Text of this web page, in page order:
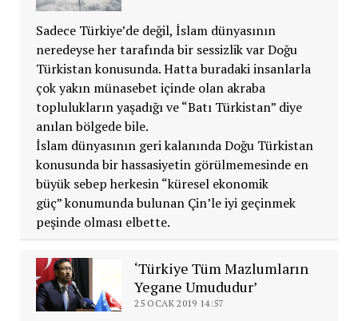
Sadece Türkiye’de değil, İslam dünyasının
neredeyse her tarafında bir sessizlik var Doğu
Türkistan konusunda. Hatta buradaki insanlarla
çok yakın münasebet içinde olan akraba
toplulukların yaşadığı ve “Batı Türkistan” diye
anılan bölgede bile.
İslam dünyasının geri kalanında Doğu Türkistan
konusunda bir hassasiyetin görülmemesinde en
büyük sebep herkesin “küresel ekonomik
güç” konumunda bulunan Çin’le iyi geçinmek
peşinde olması elbette.
‘Türkiye Tüm Mazlumların
Yegane Umududur’
25 OCAK 2019 14:57